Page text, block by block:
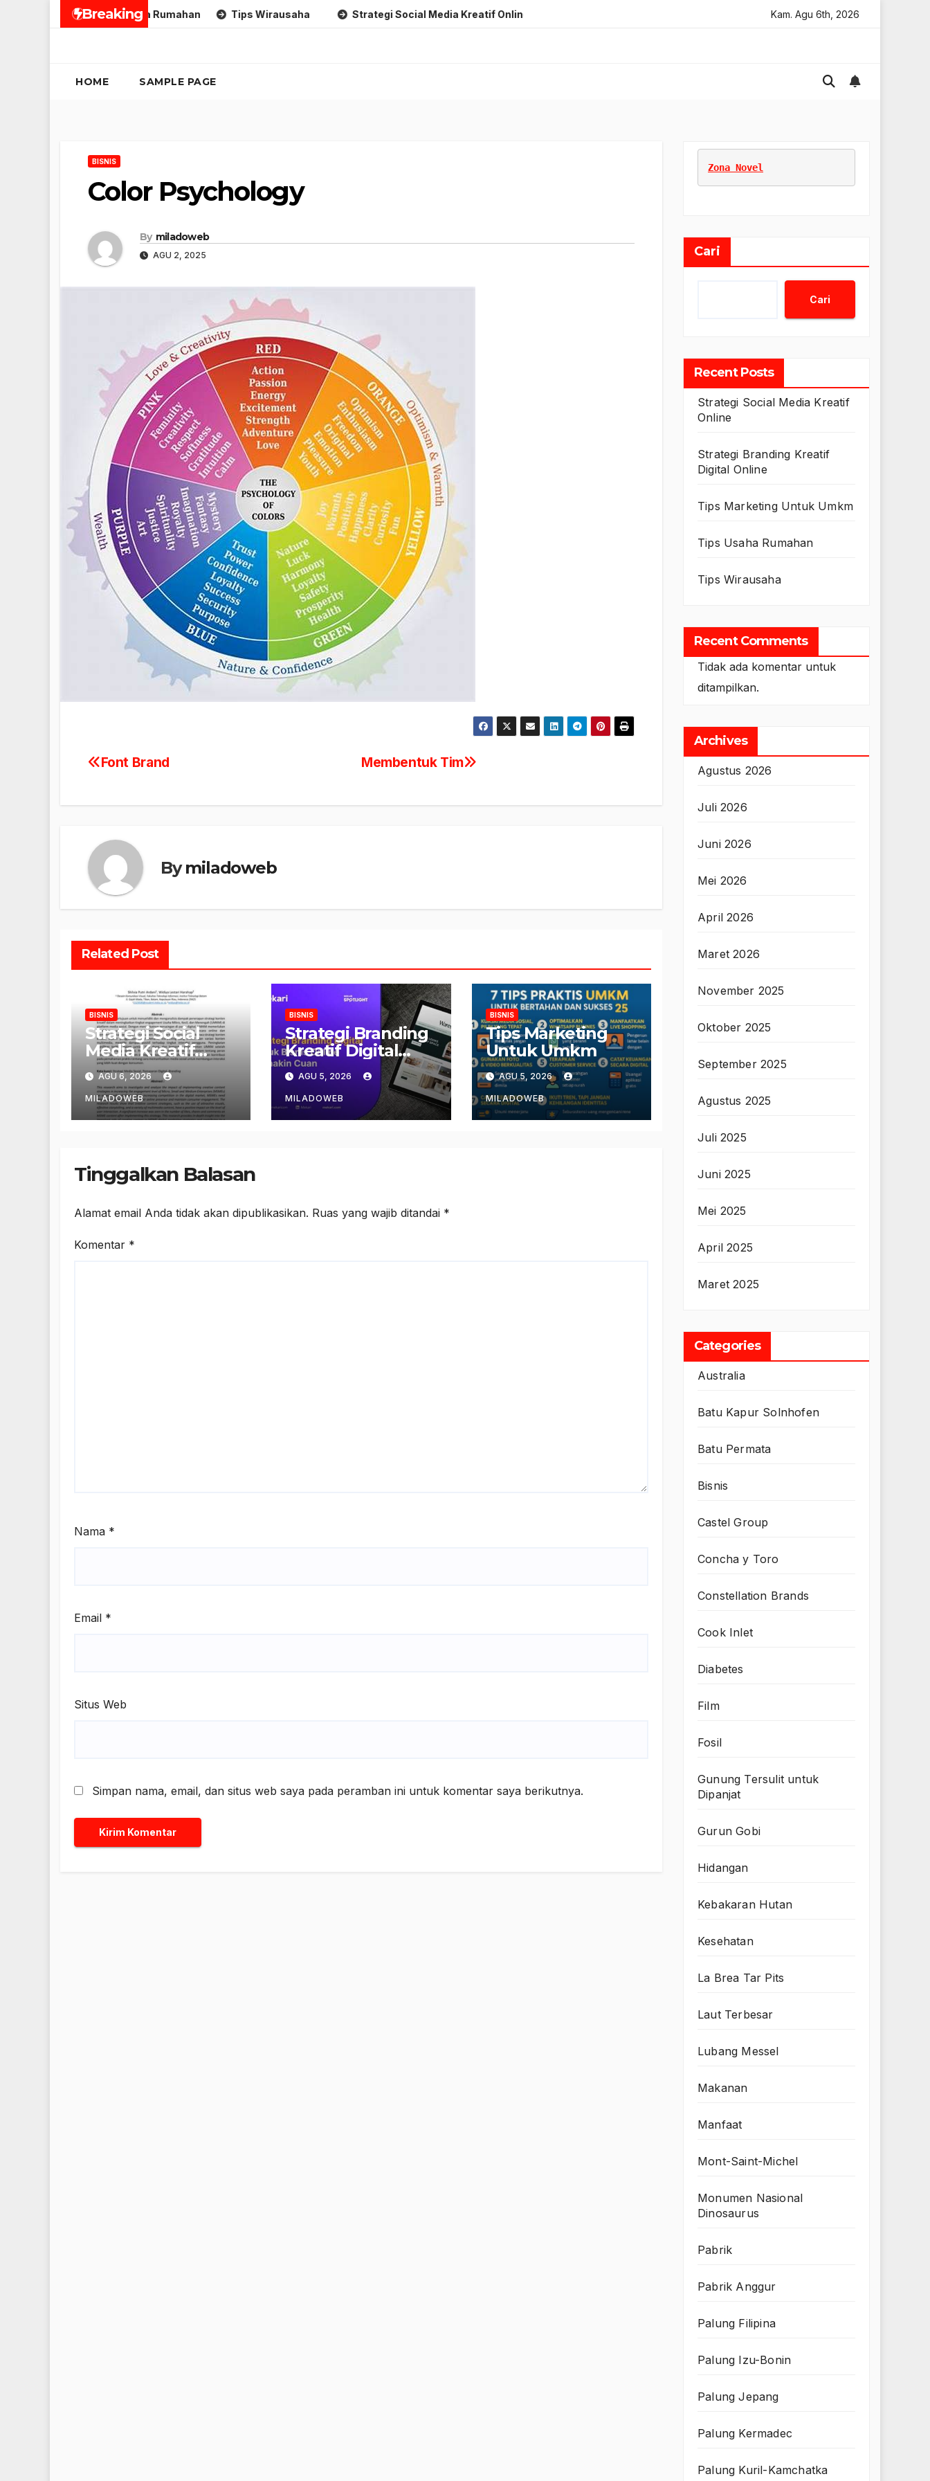
Breaking
Tips Usaha Rumahan Tips Wirausaha Strategi Social Media Kreatif Online Strategi Branding Kreatif Digital Online Tips Marketing Untuk Umkm
Kam. Agu 6th, 2026
HOME SAMPLE PAGE
BISNIS
Color Psychology
By miladoweb
AGU 2, 2025
Navigasi
Membentuk Tim
Font Brand
Bymiladoweb
Related Post
BISNIS
Strategi Social
Media Kreatif
Online
AGU 6, 2026
MILADOWEB
BISNIS
Strategi Branding
Kreatif Digital
Online
AGU 5, 2026
MILADOWEB
BISNIS
Tips Marketing
Untuk Umkm
AGU 5, 2026
MILADOWEB
Tinggalkan Balasan
Alamat email Anda tidak akan dipublikasikan. Ruas yang wajib ditandai *
Komentar *
Nama *
Email *
Situs Web
Simpan nama, email, dan situs web saya pada peramban ini untuk komentar saya berikutnya.
Zona Novel
Cari
Cari
Recent Posts
Strategi Social Media Kreatif
Online
Strategi Branding Kreatif
Digital Online
Tips Marketing Untuk Umkm
Tips Usaha Rumahan
Tips Wirausaha
Recent Comments
Tidak ada komentar untuk
ditampilkan.
Archives
Agustus 2026
Juli 2026
Juni 2026
Mei 2026
April 2026
Maret 2026
November 2025
Oktober 2025
September 2025
Agustus 2025
Juli 2025
Juni 2025
Mei 2025
April 2025
Maret 2025
Categories
Australia
Batu Kapur Solnhofen
Batu Permata
Bisnis
Castel Group
Concha y Toro
Constellation Brands
Cook Inlet
Diabetes
Film
Fosil
Gunung Tersulit untuk
Dipanjat
Gurun Gobi
Hidangan
Kebakaran Hutan
Kesehatan
La Brea Tar Pits
Laut Terbesar
Lubang Messel
Makanan
Manfaat
Mont-Saint-Michel
Monumen Nasional
Dinosaurus
Pabrik
Pabrik Anggur
Palung Filipina
Palung Izu-Bonin
Palung Jepang
Palung Kermadec
Palung Kuril-Kamchatka